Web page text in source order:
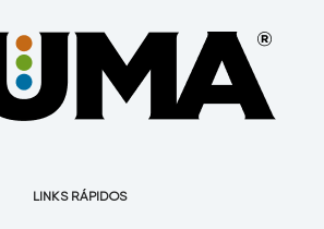
LINKS RÁPIDOS